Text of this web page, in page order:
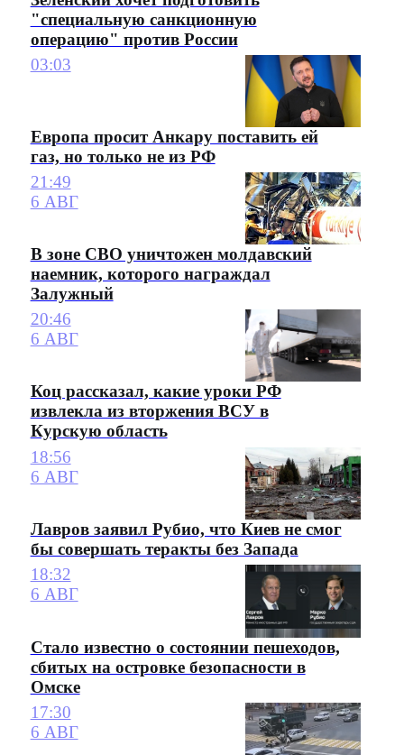
"специальную санкционную
операцию" против России
03:03
Европа просит Анкару поставить ей
газ, но только не из РФ
21:49
6 АВГ
В зоне СВО уничтожен молдавский
наемник, которого награждал
Залужный
20:46
6 АВГ
Коц рассказал, какие уроки РФ
извлекла из вторжения ВСУ в
Курскую область
18:56
6 АВГ
Лавров заявил Рубио, что Киев не смог
бы совершать теракты без Запада
18:32
6 АВГ
Стало известно о состоянии пешеходов,
сбитых на островке безопасности в
Омске
17:30
6 АВГ